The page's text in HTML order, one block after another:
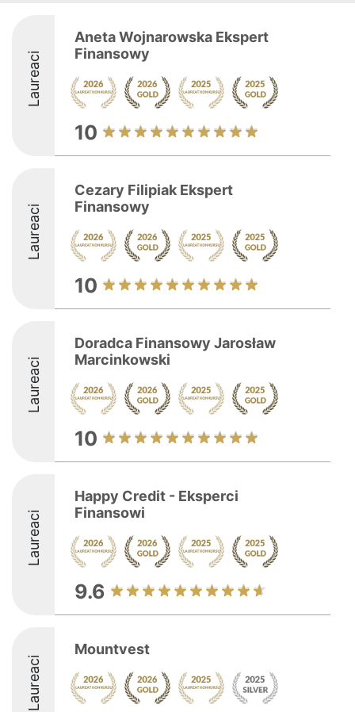
Laureaci
Aneta Wojnarowska Ekspert
Finansowy
10
Laureaci
Cezary Filipiak Ekspert
Finansowy
10
Laureaci
Doradca Finansowy Jarosław
Marcinkowski
10
Laureaci
Happy Credit - Eksperci
Finansowi
9.6
Laureaci
Mountvest